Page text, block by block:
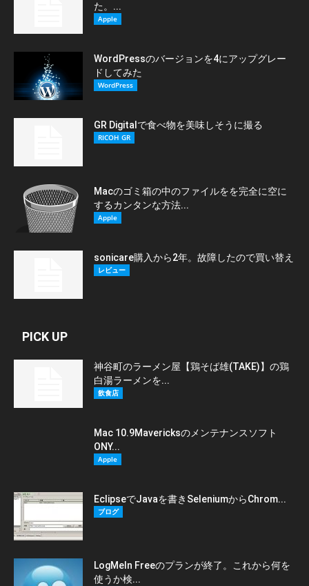
た。...
Apple
WordPressのバージョンを4にアップグレー
ドしてみた
WordPress
GR Digitalで食べ物を美味しそうに撮る
RICOH GR
Macのゴミ箱の中のファイルをを完全に空に
するカンタンな方法...
Apple
sonicare購入から2年。故障したので買い替え
レビュー
PICK UP
神谷町のラーメン屋【鶏そば雄(TAKE)】の鶏
白湯ラーメンを...
飲食店
Mac 10.9Mavericksのメンテナンスソフト
ONY...
Apple
EclipseでJavaを書きSeleniumからChrom...
ブログ
LogMeIn Freeのプランが終了。これから何を
使うか検...